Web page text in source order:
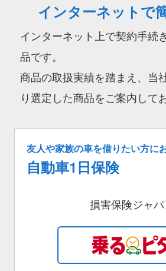
インターネットで
インターネット上で契約手続
品です。
商品の取扱実績を踏まえ、当
り選定した商品をご案内して
友人や家族の車を借りたい方に
自動車1日保険
損害保険ジャ